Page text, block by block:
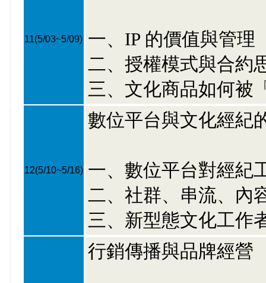
11(5/03~5/09) 一、IP 的價值與管理
二、授權模式與合約
三、文化商品如何被
12(5/10~5/16)
數位平台與文化經紀
一、數位平台對經紀
二、社群、串流、內
三、新型態文化工作
行銷傳播與品牌經營